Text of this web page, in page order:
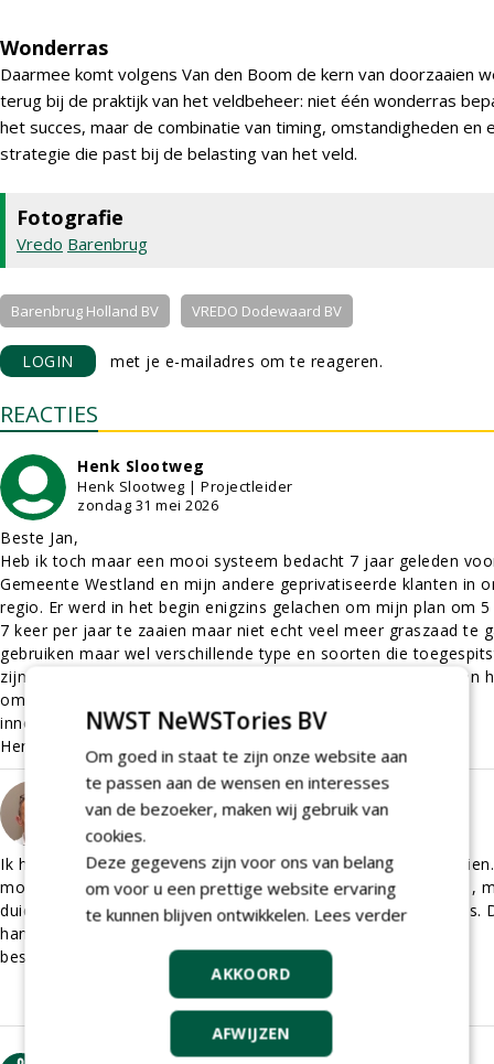
Wonderras
Daarmee komt volgens Van den Boom de kern van doorzaaien
terug bij de praktijk van het veldbeheer: niet één wonderras
het succes, maar de combinatie van timing, omstandigheden en
strategie die past bij de belasting van het veld.
Fotografie
Vredo Barenbrug
Barenbrug Holland BV VREDO Dodewaard BV
LOGIN met je e-mailadres om te reageren.
REACTIES
Henk Slootweg
Henk Slootweg | Projectleider
zondag 31 mei 2026
Beste Jan,
Heb ik toch maar een mooi systeem bedacht 7 jaar geleden
Gemeente Westland en mijn andere geprivatiseerde klanten in
regio. Er werd in het begin enigzins gelachen om mijn plan om
7 keer per jaar te zaaien maar niet echt veel meer graszaad te
gebruiken maar wel verschillende type en soorten die
zijn op het tijdstip van het jaar. Maar zie nu eens hoe iedereen
om armt heeft. Goed dat de markt zich blijft aanpassen en
innoveren.
Henk Slootweg, AH Vrij Groen, Grond & Infra
Hein van Iersel
Hein van Iersel | Algemeen Directeur
zondag 31 mei 2026
Ik hoop dat voldoende duidelijk is in dit verhaal over
mocht het (met de visie van Jan van de Boom) opspschrijven ,
duidelijk moet zijn dat er niet één weg naat een perfect veld is.
hangt van heel veel dingen af: grondslag. Budget, bespeling,
beschikbare genetica. Etc
NWST NeWSTories BV
Om goed in staat te zijn onze website aan
te passen aan de wensen en interesses
van de bezoeker, maken wij gebruik van
cookies.
Deze gegevens zijn voor ons van belang
om voor u een prettige website ervaring
te kunnen blijven ontwikkelen. Lees verder
AKKOORD
AFWIJZEN